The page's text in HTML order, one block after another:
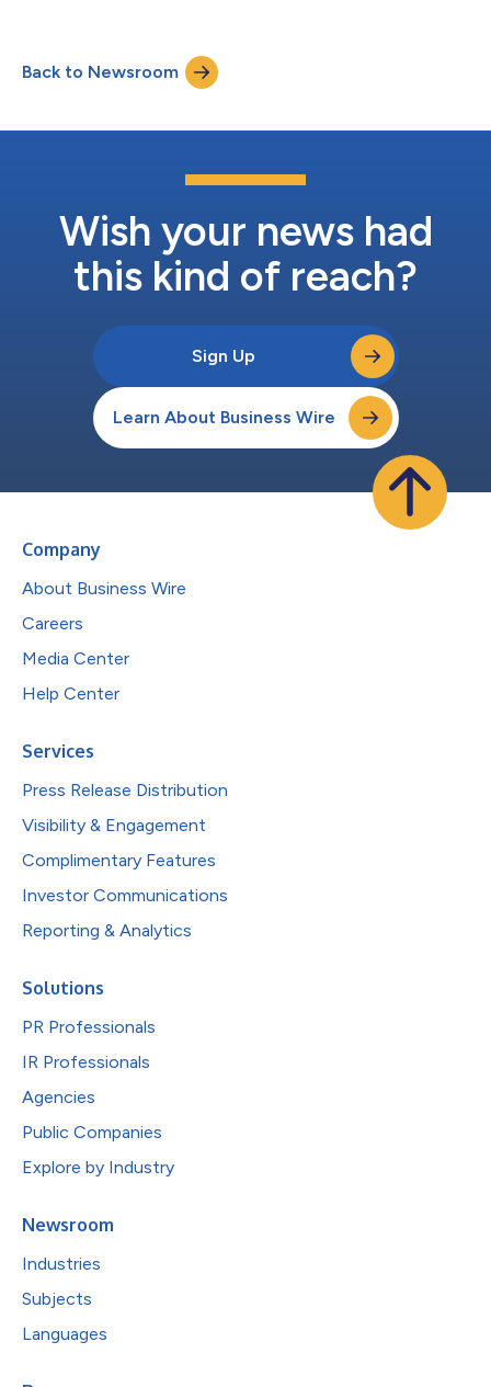
partenza, è la versione ufficiale che fa fede. Le traduzioni sono
offerte unicamente per comodità del lettore e devono rinviare al
Back to Newsroom
Wish your news had
this kind of reach?
Sign Up
Learn About Business Wire
Company
About Business Wire
Careers
Media Center
Help Center
Services
Press Release Distribution
Visibility & Engagement
Complimentary Features
Investor Communications
Reporting & Analytics
Solutions
PR Professionals
IR Professionals
Agencies
Public Companies
Explore by Industry
Newsroom
Industries
Subjects
Languages